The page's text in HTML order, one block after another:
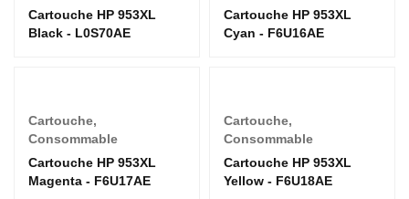
Cartouche HP 953XL
Black - L0S70AE
Cartouche HP 953XL
Cyan - F6U16AE
Cartouche,
Consommable
Cartouche HP 953XL
Magenta - F6U17AE
Cartouche,
Consommable
Cartouche HP 953XL
Yellow - F6U18AE